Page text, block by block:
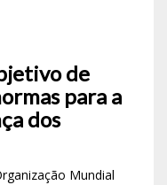
de
para a
dos
Mundial